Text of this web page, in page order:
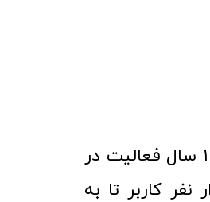
فروشگاه آنلاین تجهیزات پزشکی طب تولید با افتخار نزدیک به ۱۰ سال فعالیت در
پزشکی توانسته مورد اعتماد بیش از ۱۲۰ هزار نفر کاربر تا به